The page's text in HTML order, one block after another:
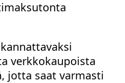
verkkokaupoista
jotta saat varmasti